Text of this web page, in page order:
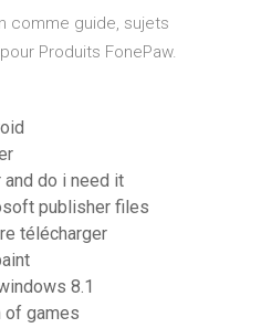
comme guide, sujets
Produits FonePaw.
and do i need it
publisher files
télécharger
8.1
of games